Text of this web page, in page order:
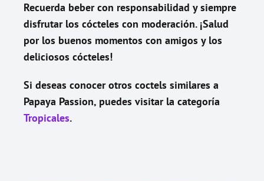
Recuerda beber con responsabilidad y siempre
disfrutar los cócteles con moderación. ¡Salud
por los buenos momentos con amigos y los
deliciosos cócteles!
Si deseas conocer otros coctels similares a
Papaya Passion, puedes visitar la categoría
Tropicales.